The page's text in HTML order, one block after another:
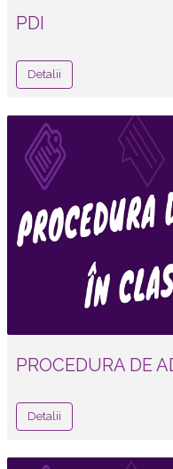
PDI
Detalii
PROCEDURA DE
Detalii